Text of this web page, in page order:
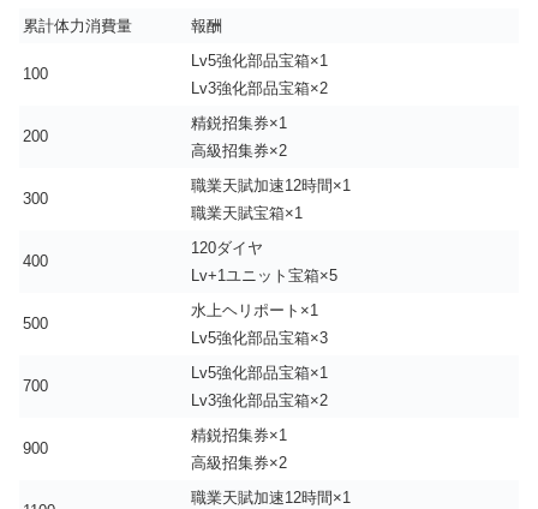
累計体力消費量 報酬
100
Lv5強化部品宝箱×1
Lv3強化部品宝箱×2
200
精鋭招集券×1
高級招集券×2
300
職業天賦加速12時間×1
職業天賦宝箱×1
400
120ダイヤ
Lv+1ユニット宝箱×5
500
水上ヘリポート×1
Lv5強化部品宝箱×3
700
Lv5強化部品宝箱×1
Lv3強化部品宝箱×2
900
精鋭招集券×1
高級招集券×2
職業天賦加速12時間×1